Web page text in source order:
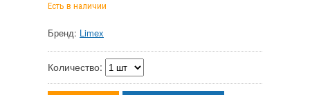
Есть в наличии
Бренд: Limex
Количество: